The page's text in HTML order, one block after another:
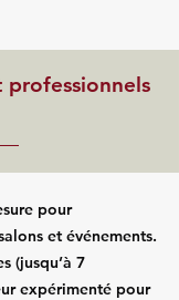
professionnels
pour
et événements.
(jusqu’à 7
expérimenté pour